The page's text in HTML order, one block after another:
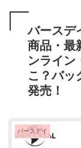
バースデ
商品・最
ンライン
こ？バッ
発売！
バースデイ